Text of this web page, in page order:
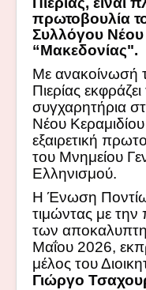
πρωτοβουλία
Συλλόγου Νέου
“Μακεδονίας".
Με ανακοίνωσή
Πιερίας
συγχαρητήρια
Νέου
εξαιρετική
του Μνημείου
Ελληνισμού.
Η Ένωση
τιμώντας με την
των
Μαΐου 2026,
μέλος του
Γιώργο